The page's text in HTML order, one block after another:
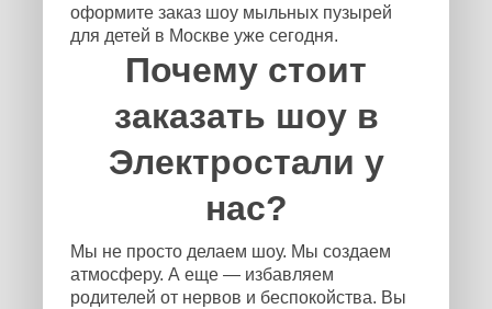
оформите заказ шоу мыльных пузырей
для детей в Москве уже сегодня.
Почему стоит
заказать шоу в
Электростали у
нас?
Мы не просто делаем шоу. Мы создаем
атмосферу. А еще — избавляем
родителей от нервов и беспокойства. Вы